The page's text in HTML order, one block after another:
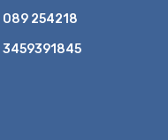
089 254218
3459391845